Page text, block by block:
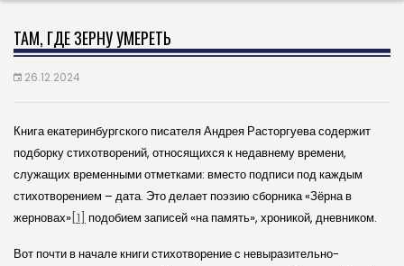
ТАМ, ГДЕ ЗЕРНУ УМЕРЕТЬ
26.12.2024
Книга екатеринбургского писателя Андрея Расторгуева содержит
подборку стихотворений, относящихся к недавнему времени,
служащих временными отметками: вместо подписи под каждым
стихотворением – дата. Это делает поэзию сборника «Зёрна в
жерновах»[1] подобием записей «на память», хроникой, дневником.
Вот почти в начале книги стихотворение с невыразительно-